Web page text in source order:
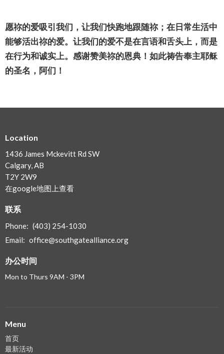
愿祢的爱吸引我们，让我们快跑地跟随祢；在日常生活中
能够活出祢的爱。让我们的爱不是在言语和舌头上，而是
在行为和诚实上。感谢赞美祢的恩典！如此祷告奉主耶稣
的圣名，阿们！
Location
1436 James Mckevitt Rd SW
Calgary, AB
T2Y 2W9
在google地图上查看
联系
Phone: (403) 254-1030
Email: office@southgatealliance.org
办公时间
Mon to Thurs 9AM - 3PM
Menu
首页
最新活动